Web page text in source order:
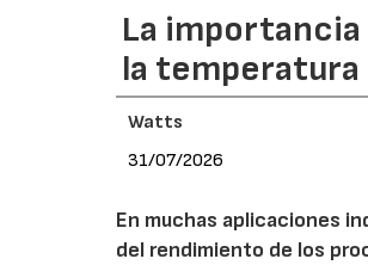
La
la temperatura
Watts
31/07/2026
En muchas aplicaciones
del rendimiento de los